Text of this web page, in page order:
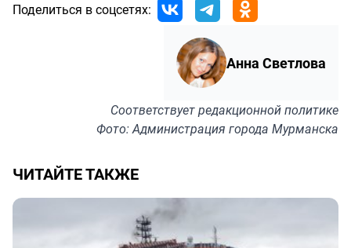
Поделиться в соцсетях:
Анна Светлова
Соответствуетредакционной политике
Фото: Администрация города Мурманска
ЧИТАЙТЕ ТАКЖЕ